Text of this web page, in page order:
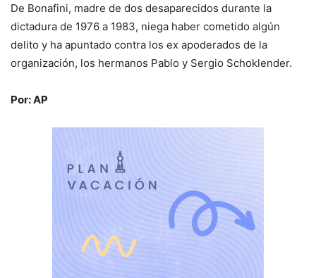
De Bonafini, madre de dos desaparecidos durante la
dictadura de 1976 a 1983, niega haber cometido algún
delito y ha apuntado contra los ex apoderados de la
organización, los hermanos Pablo y Sergio Schoklender.
Por: AP